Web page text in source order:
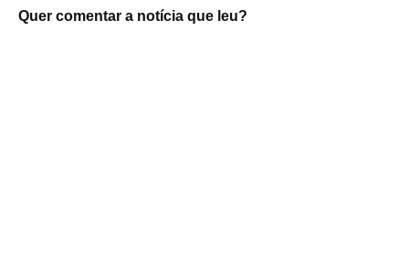
Quer comentar a notícia que leu?